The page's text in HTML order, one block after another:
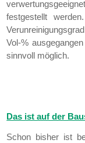
festgestellt
Vol-%
sinnvoll möglich.
Das ist auf der
Schon bisher ist